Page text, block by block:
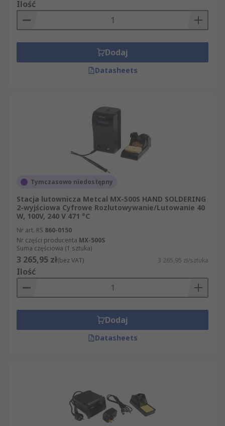
Ilość
Dodaj
Datasheets
Tymczasowo niedostępny
Stacja lutownicza Metcal MX-500S HAND SOLDERING
2-wyjściowa Cyfrowe Rozlutowywanie/Lutowanie 40
W, 100V, 240 V 471 °C
Nr art. RS 860-0150
Nr części producenta MX-500S
Suma częściowa (1 sztuka)
3 265,95 zł(bez VAT) 3 265,95 zł/sztuka
Ilość
Dodaj
Datasheets